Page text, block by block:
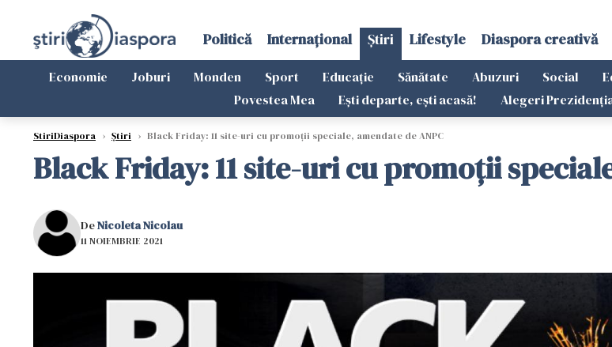
Politică Internațional Știri Lifestyle Diaspora creativă
Economie Joburi Monden Sport Educație Sănătate Abuzuri Social
Povestea Mea
Ești departe, ești acasă! Alegeri
StiriDiaspora › Știri › Black Friday: 11 site-uri cu promoții speciale, amendate de ANPC
Black Friday: 11 site-uri cu promoții
DeNicoleta Nicolau
11 NOIEMBRIE 2021